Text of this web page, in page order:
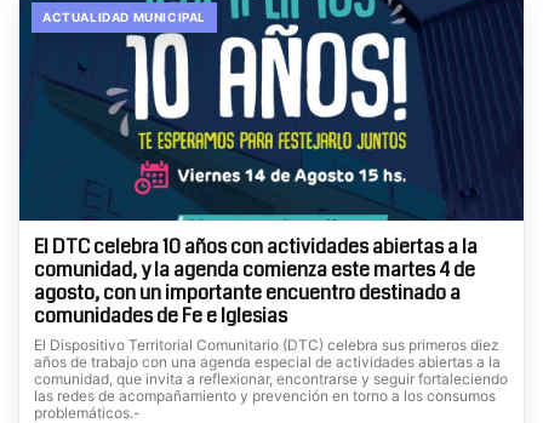
ACTUALIDAD MUNICIPAL
El DTC celebra 10 años con actividades abiertas a la
comunidad, y la agenda comienza este martes 4 de
agosto, con un importante encuentro destinado a
comunidades de Fe e Iglesias
El Dispositivo Territorial Comunitario (DTC) celebra sus primeros diez
años de trabajo con una agenda especial de actividades abiertas a la
comunidad, que invita a reflexionar, encontrarse y seguir fortaleciendo
las redes de acompañamiento y prevención en torno a los consumos
problemáticos.-